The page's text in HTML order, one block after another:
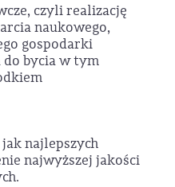
czyli realizację
naukowego,
gospodarki
bycia w tym
najlepszych
najwyższej jakości